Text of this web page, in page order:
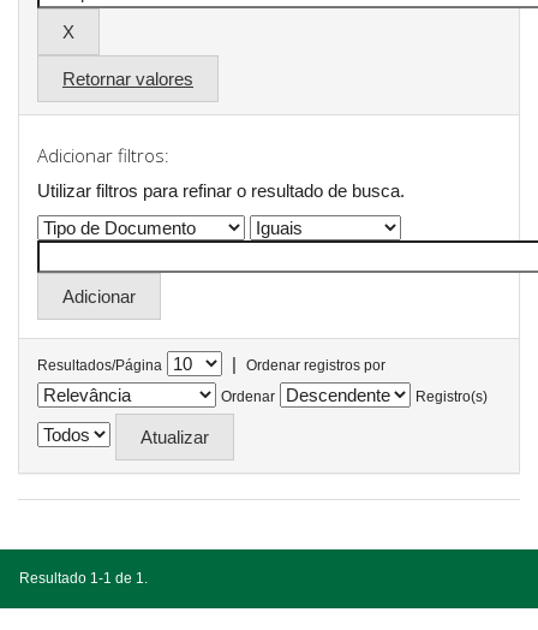
Retornar valores
Adicionar filtros:
Utilizar filtros para refinar o resultado de busca.
Resultados/Página |
Ordenar registros por
Ordenar
Registro(s)
Resultado 1-1 de 1.